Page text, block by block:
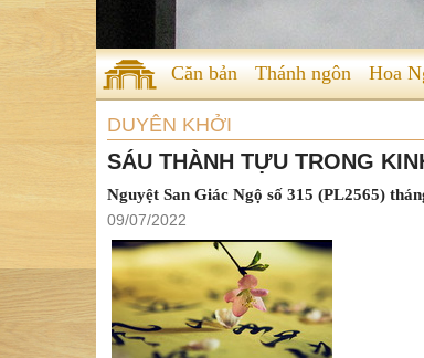
Căn bản Thánh ngôn Hoa
DUYÊN KHỞI
SÁU THÀNH TỰU TRONG
Nguyệt San Giác Ngộ số 315 (PL2565)
09/07/2022